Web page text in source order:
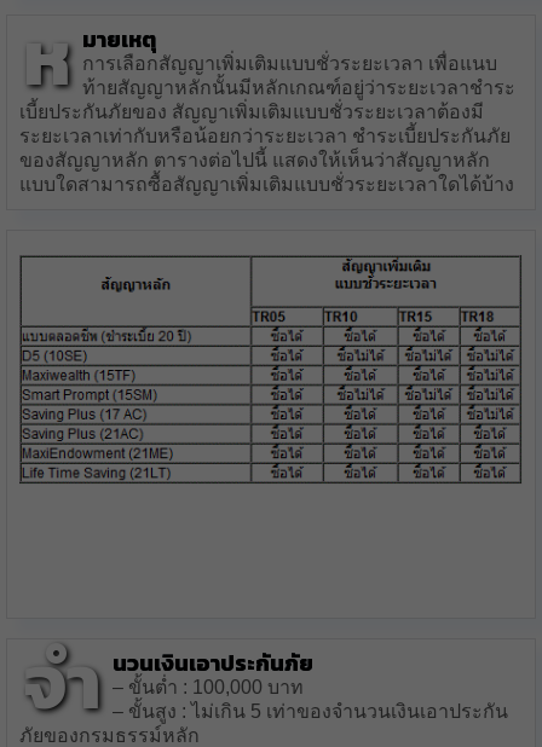
ห มายเหตุ
การเลือกสัญญาเพิ่มเติมแบบชั่วระยะเวลา เพื่อแนบ
ท้ายสัญญาหลักนั้นมีหลักเกณฑ์อยู่ว่าระยะเวลาชำระ
เบี้ยประกันภัยของ สัญญาเพิ่มเติมแบบชั่วระยะเวลาต้องมี
ระยะเวลาเท่ากับหรือน้อยกว่าระยะเวลา ชำระเบี้ยประกันภัย
ของสัญญาหลัก ตารางต่อไปนี้ แสดงให้เห็นว่าสัญญาหลัก
แบบใดสามารถซื้อสัญญาเพิ่มเติมแบบชั่วระยะเวลาใดได้บ้าง
จำ นวนเงินเอาประกันภัย
– ขั้นต่ำ : 100,000 บาท
– ขั้นสูง : ไม่เกิน 5 เท่าของจำนวนเงินเอาประกัน
ภัยของกรมธรรม์หลัก